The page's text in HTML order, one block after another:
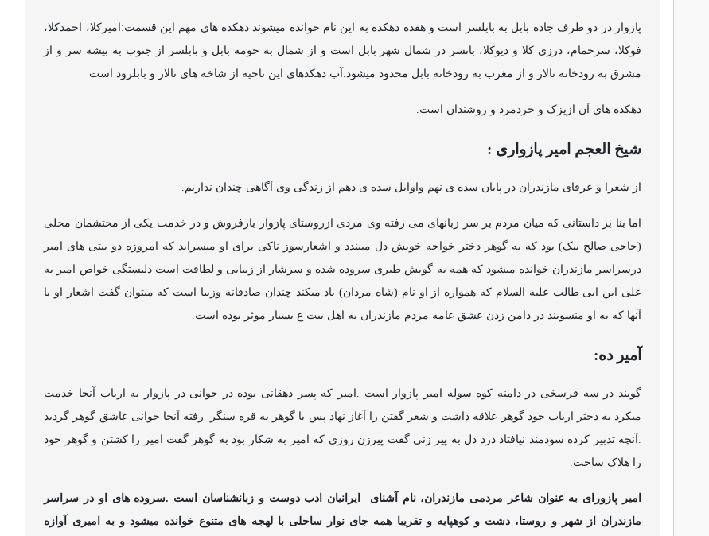
پازوار در دو طرف جاده بابل به بابلسر است و هفده دهکده به این نام خوانده میشوند دهکده های مهم این قسمت:امیرکلا، احمدکلا،
فوکلا، سرحمام، درزی کلا و دیوکلا، بانسر در شمال شهر بابل است و از شمال به حومه بابل و بابلسر از جنوب به بیشه سر و از
مشرق به رودخانه تالار و از مغرب به رودخانه بابل محدود میشود.آب دهکدهای این ناحیه از شاخه های تالار و بابلرود است
دهکده های آن ازیزک و خردمرد و روشندان است.
شیخ العجم امیر پازواری :
از شعرا و عرفای مازندران در پایان سده ی نهم واوایل سده ی دهم از زندگی وی آگاهی چندان نداریم.
اما بنا بر داستانی که میان مردم بر سر زبانهای می رفته وی مردی ازروستای پازوار بارفروش و در خدمت یکی از محتشمان محلی
(حاجی صالح بیک) بود که به گوهر دختر خواجه خویش دل میبندد و اشعارسوز ناکی برای او میسراید که امروزه دو بیتی های امیر
درسراسر مازندران خوانده میشود که همه به گویش طبری سروده شده و سرشار از زیبایی و لطافت است دلبستگی خواص امیر به
علی ابن ابی طالب علیه السلام که همواره از او نام (شاه مردان) یاد میکند چندان صادقانه وزیبا است که میتوان گفت اشعار او با
آنها که به او منسوبند در دامن زدن عشق عامه مردم مازندران به اهل بیت ع بسیار موثر بوده است.
آمیر ده:
گویند در سه فرسخی در دامنه کوه سوله امیر پازوار است .امیر که پسر دهقانی بوده در جوانی در پازوار به ارباب آنجا خدمت
میکرد به دختر ارباب خود گوهر علاقه داشت و شعر گفتن را آغاز نهاد پس با گوهر به قره سنگر
رفته آنجا جوانی عاشق گوهر گردید
.آنچه تدبیر کرده سودمند نیافتاد درد دل به پیر زنی گفت پیرزن روزی که امیر به شکار بود به گوهر گفت امیر را کشتن و گوهر خود
را هلاک ساخت.
امیر پازورای به عنوان شاعر مردمی مازندران، نام آشنای
ایرانیان ادب دوست و زبانشناسان است .سروده های او در سراسر
مازندران از شهر و روستا، دشت و کوهپایه و تقریبا همه جای نوار ساحلی با لهجه های متنوع خوانده میشود و به امیری آوازه